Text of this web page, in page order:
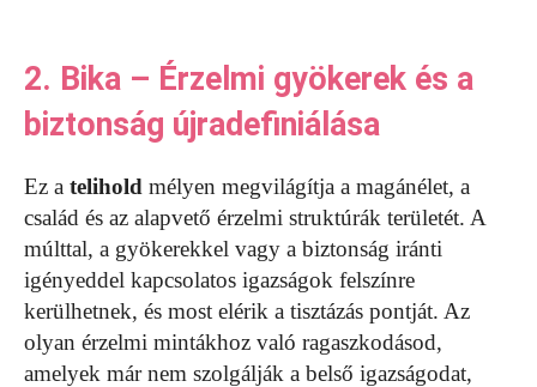
2. Bika – Érzelmi gyökerek és a
biztonság újradefiniálása
Ez a telihold mélyen megvilágítja a magánélet, a
család és az alapvető érzelmi struktúrák területét. A
múlttal, a gyökerekkel vagy a biztonság iránti
igényeddel kapcsolatos igazságok felszínre
kerülhetnek, és most elérik a tisztázás pontját. Az
olyan érzelmi mintákhoz való ragaszkodásod,
amelyek már nem szolgálják a belső igazságodat,